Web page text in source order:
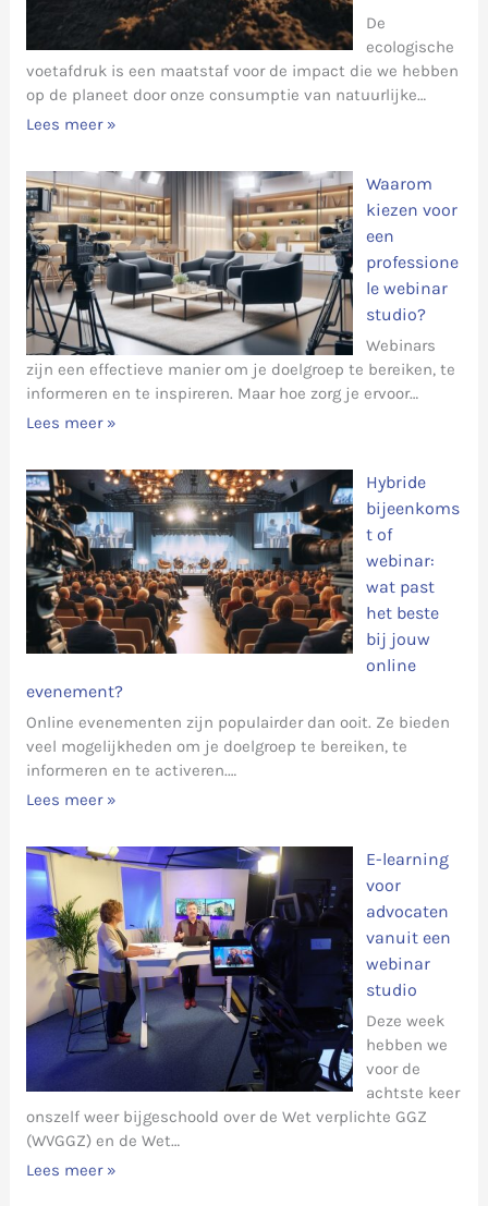
De
ecologische
voetafdruk is een maatstaf voor de impact die we hebben
op de planeet door onze consumptie van natuurlijke…
Lees meer »
Waarom
kiezen voor
een
professione
le webinar
studio?
Webinars
zijn een effectieve manier om je doelgroep te bereiken, te
informeren en te inspireren. Maar hoe zorg je ervoor…
Lees meer »
Hybride
bijeenkoms
t of
webinar:
wat past
het beste
bij jouw
online
evenement?
Online evenementen zijn populairder dan ooit. Ze bieden
veel mogelijkheden om je doelgroep te bereiken, te
informeren en te activeren.…
Lees meer »
E-learning
voor
advocaten
vanuit een
webinar
studio
Deze week
hebben we
voor de
achtste keer
onszelf weer bijgeschoold over de Wet verplichte GGZ
(WVGGZ) en de Wet…
Lees meer »